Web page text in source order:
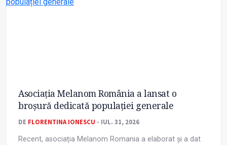
Asociația Melanom România a lansat o
broșură dedicată populației generale
DE FLORENTINA IONESCU - IUL. 31, 2026
Recent, asociația Melanom Romania a elaborat și a dat